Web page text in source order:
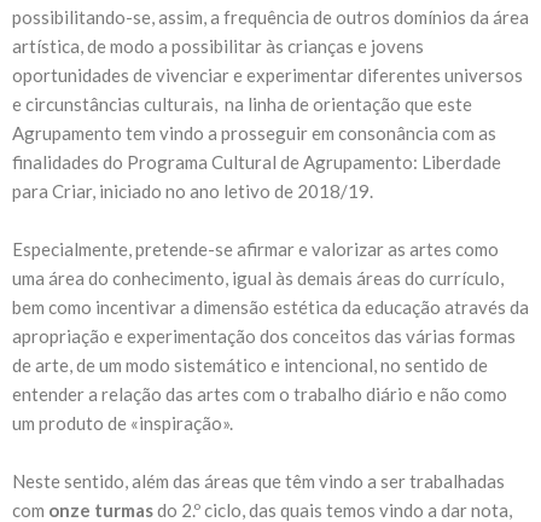
possibilitando-se, assim, a frequência de outros domínios da área
artística, de modo a possibilitar às crianças e jovens
oportunidades de vivenciar e experimentar diferentes universos
e circunstâncias culturais, na linha de orientação que este
Agrupamento tem vindo a prosseguir em consonância com as
finalidades do Programa Cultural de Agrupamento: Liberdade
para Criar, iniciado no ano letivo de 2018/19.
Especialmente, pretende-se afirmar e valorizar as artes como
uma área do conhecimento, igual às demais áreas do currículo,
bem como incentivar a dimensão estética da educação através da
apropriação e experimentação dos conceitos das várias formas
de arte, de um modo sistemático e intencional, no sentido de
entender a relação das artes com o trabalho diário e não como
um produto de «inspiração».
Neste sentido, além das áreas que têm vindo a ser trabalhadas
com onze turmasdo 2.º ciclo, das quais temos vindo a dar nota,